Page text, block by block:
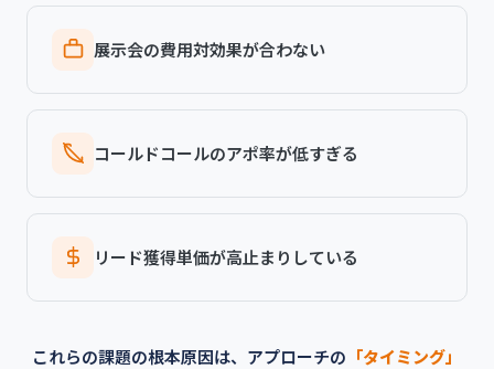
展示会の費用対効果が合わない
コールドコールのアポ率が低すぎる
リード獲得単価が高止まりしている
これらの課題の根本原因は、アプローチの 「タイミング」